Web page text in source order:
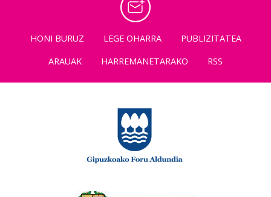
HONI BURUZ LEGE OHARRA
PUBLIZITATEA
ARAUAK
HARREMANETARAKO RSS